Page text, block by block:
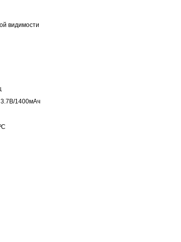
видимости
3.7В/1400мАч